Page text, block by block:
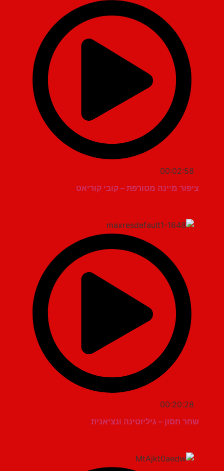
00:02:58
ציפור מיינה מטורפת – קובי קוריאט
00:20:28
שחר חסון – גיליוטינה ונציאנית